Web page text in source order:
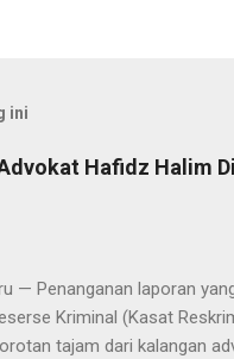
ini
Hafidz Halim
— Penanganan laporan
Kriminal (Kasat
tajam dari kalangan